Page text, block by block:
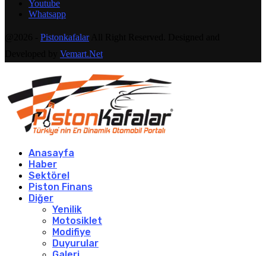
Youtube
Whatsapp
PistonkafalarAll Right Reserved. Designed and
Vemart.Net
Anasayfa
Haber
Sektörel
Piston Finans
Diğer
Yenilik
Motosiklet
Modifiye
Duyurular